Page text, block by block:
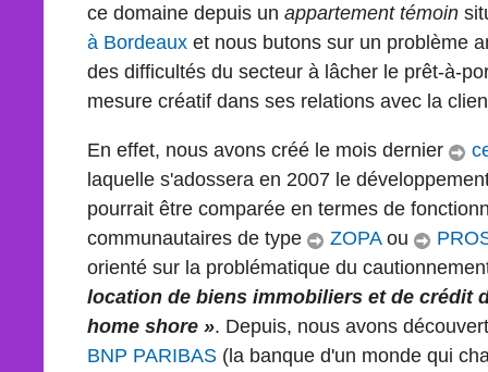
ce domaine depuis un appartement témoin
à Bordeaux et nous butons sur un problème
des difficultés du secteur à lâcher le prêt-à-
mesure créatif dans ses relations avec la
En effet, nous avons créé le mois dernier
laquelle s'adossera en 2007 le
pourrait être comparée en termes de
communautaires de type
ZOPAou
orienté sur la problématique du
location de biens immobiliers et de crédit
home shore ». Depuis, nous avons
BNP PARIBAS (la banque d'un monde qui